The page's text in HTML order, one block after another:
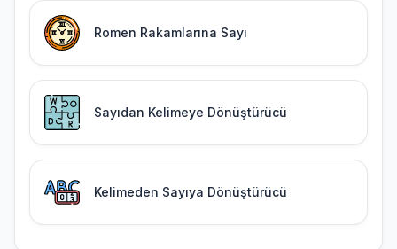
Romen Rakamlarına Sayı
Sayıdan Kelimeye Dönüştürücü
Kelimeden Sayıya Dönüştürücü